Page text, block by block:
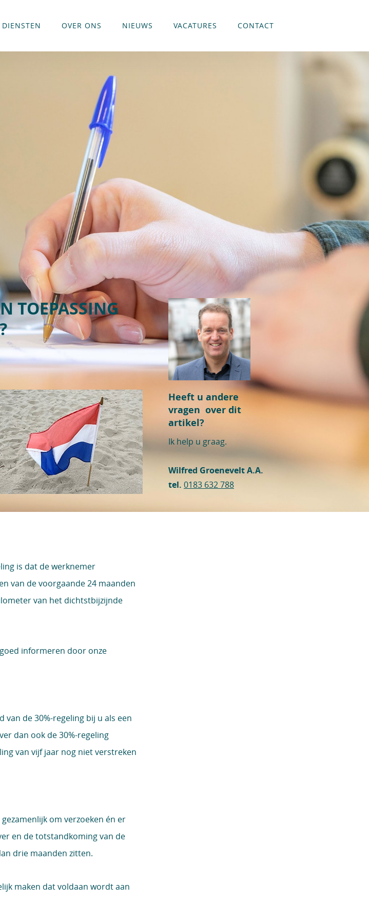
DIENSTEN OVER ONS NIEUWS VACATURES CONTACT
TOEPASSING
is dat de werknemer
van de voorgaande 24 maanden
van het dichtstbijzijnde
informeren door onze
de 30%-regeling bij u als een
dan ook de 30%-regeling
van vijf jaar nog niet verstreken
om verzoeken én er
en de totstandkoming van de
drie maanden zitten.
maken dat voldaan wordt aan
Heeft u andere
vragen over dit
artikel?
Ik help u graag.
Wilfred Groenevelt A.A.
tel. 0183 632 788